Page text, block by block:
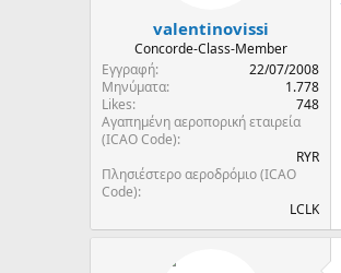
valentinovissi
Concorde-Class-Member
Εγγραφή
22/07/2008
Μηνύματα
1.778
Likes
748
Αγαπημένη αεροπορική εταιρεία
(ICAO Code)
RYR
Πλησιέστερο αεροδρόμιο (ICAO
Code)
LCLK